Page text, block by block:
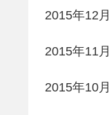
2015年12月
2015年11月
2015年10月